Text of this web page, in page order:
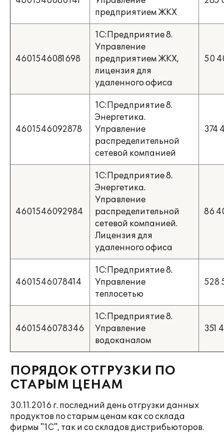
предприятием ЖКХ
4601546081698
1С:Предприятие 8.
Управление
предприятием ЖКХ,
лицензия для
удаленного офиса
50
4601546092878
1С:Предприятие 8.
Энергетика.
Управление
распределительной
сетевой компанией
374
4601546092984
1С:Предприятие 8.
Энергетика.
Управление
распределительной
сетевой компанией.
Лицензия для
удаленного офиса
86
4601546078414
1С:Предприятие 8.
Управление
теплосетью
528
4601546078346
1С:Предприятие 8.
Управление
водоканалом
351
ПОРЯДОК ОТГРУЗКИ ПО
СТАРЫМ ЦЕНАМ
30.11.2016 г. последний день отгрузки данных
продуктов по старым ценам как со склада
фирмы "1С", так и со складов дистрибьюторов.